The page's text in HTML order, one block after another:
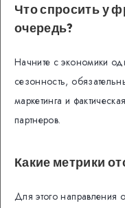
Что спросить у
очередь?
Начните с экономики
сезонность,
маркетинга и
партнеров.
Какие метрики
Для этого направления